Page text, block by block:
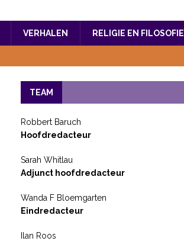
VERHALEN RELIGIE EN FILOSOFIE
TEAM
Robbert Baruch
Hoofdredacteur
Sarah Whitlau
Adjunct hoofdredacteur
Wanda F Bloemgarten
Eindredacteur
Ilan Roos